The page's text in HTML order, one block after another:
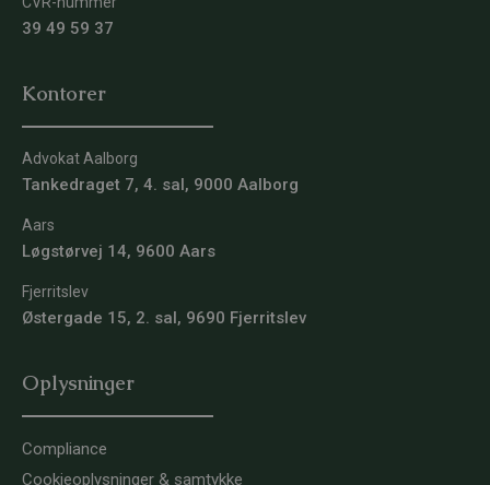
39 49 59 37
Kontorer
Advokat Aalborg
Tankedraget 7, 4. sal, 9000 Aalborg
Aars
Løgstørvej 14, 9600 Aars
Fjerritslev
Østergade 15, 2. sal, 9690 Fjerritslev
Oplysninger
Compliance
Cookieoplysninger & samtykke